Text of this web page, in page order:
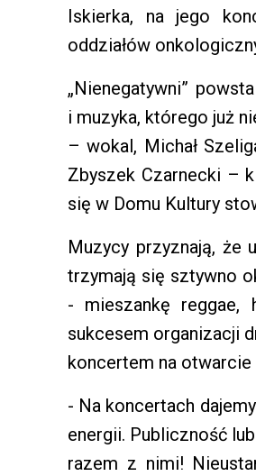
Iskierka, na jego
oddziałów
„Nienegatywni”
i muzyka, którego już
– wokal, Michał
Zbyszek Czarnecki –
się w Domu Kultury
Muzycy przyznają, że
trzymają się sztywno
- mieszankę
sukcesem organizacji
koncertem na otwarcie
- Na koncertach
energii. Publiczność
razem z nimi!